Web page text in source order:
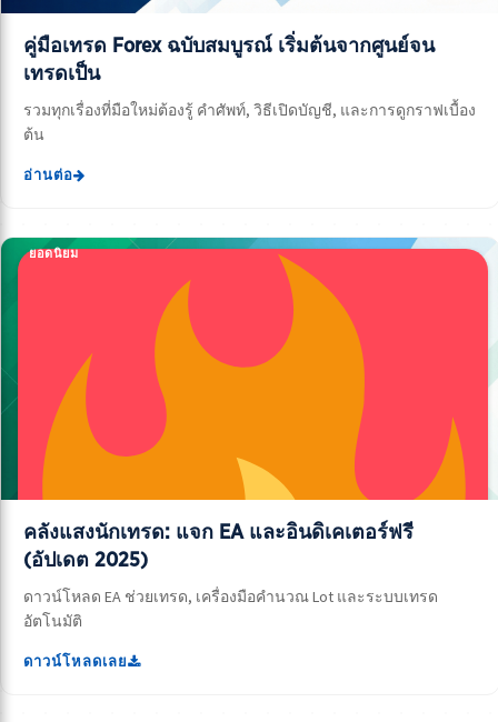
คู่มือเทรด Forex ฉบับสมบูรณ์ เริ่มต้นจากศูนย์จน
เทรดเป็น
รวมทุกเรื่องที่มือใหม่ต้องรู้ คำศัพท์, วิธีเปิดบัญชี, และการดูกราฟเบื้อง
ต้น
อ่านต่อ
ยอดนิยม
คลังแสงนักเทรด: แจก EA และอินดิเคเตอร์ฟรี
(อัปเดต 2025)
ดาวน์โหลด EA ช่วยเทรด, เครื่องมือคำนวณ Lot และระบบเทรด
อัตโนมัติ
ดาวน์โหลดเลย